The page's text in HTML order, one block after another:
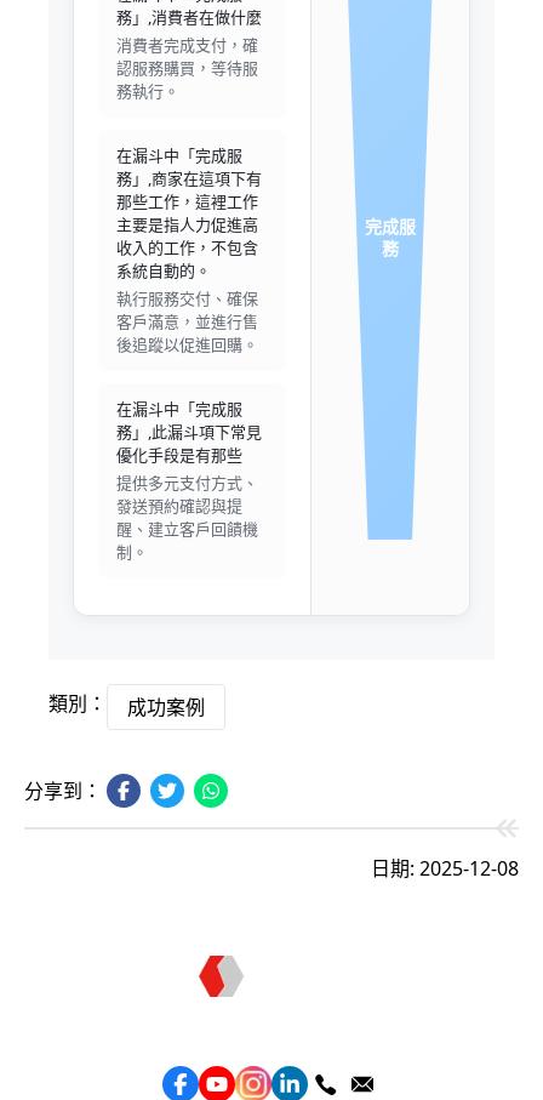
務」,消費者在做什麼
消費者完成支付，確
認服務購買，等待服
務執行。
在漏斗中「完成服
務」,商家在這項下有
那些工作，這裡工作
主要是指人力促進高
收入的工作，不包含
系統自動的。
執行服務交付、確保
客戶滿意，並進行售
後追蹤以促進回購。
在漏斗中「完成服
務」,此漏斗項下常見
優化手段是有那些
提供多元支付方式、
發送預約確認與提
醒、建立客戶回饋機
制。
完成服
務
類別： 成功案例
分享到：
日期: 2025-12-08